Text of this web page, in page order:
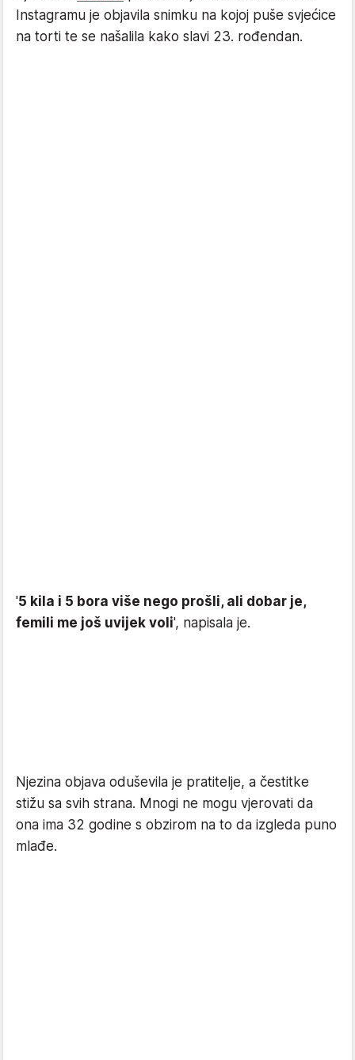
Instagramu je objavila snimku na kojoj puše svjećice
na torti te se našalila kako slavi 23. rođendan.
'5 kila i 5 bora više nego prošli, ali dobar je,
femili me još uvijek voli', napisala je.
Njezina objava oduševila je pratitelje, a čestitke
stižu sa svih strana. Mnogi ne mogu vjerovati da
ona ima 32 godine s obzirom na to da izgleda puno
mlađe.